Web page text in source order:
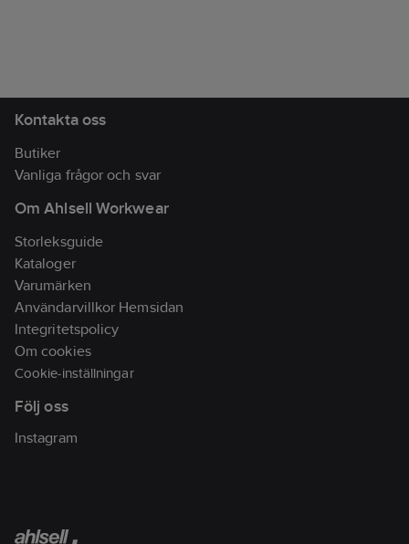
Kontakta oss
Butiker
Vanliga frågor och svar
Om Ahlsell Workwear
Storleksguide
Kataloger
Varumärken
Användarvillkor Hemsidan
Integritetspolicy
Om cookies
Cookie-inställningar
Följ oss
Instagram